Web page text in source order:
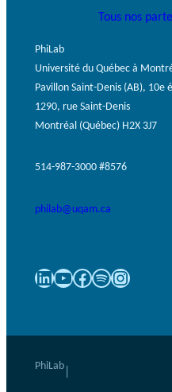
Tous nos
PhiLab
Université du Québec à
Pavillon Saint-Denis (AB), 10e
1290, rue Saint-Denis
Montréal (Québec) H2X 3J7
514-987-3000 #8576
philab@uqam.ca
LinkedIn YouTube Facebook Spotify Instagram
PhiLab